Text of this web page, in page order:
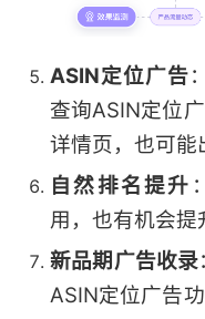
ASIN定位广告
查询ASIN定位
详情页，也可能
自然排名提升
用，也有机会提
新品期广告收录
ASIN定位广告